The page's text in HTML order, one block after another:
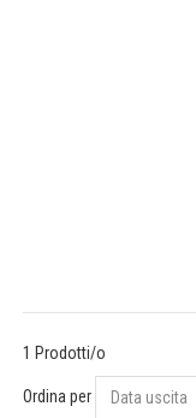
1 Prodotti/o
Ordina per